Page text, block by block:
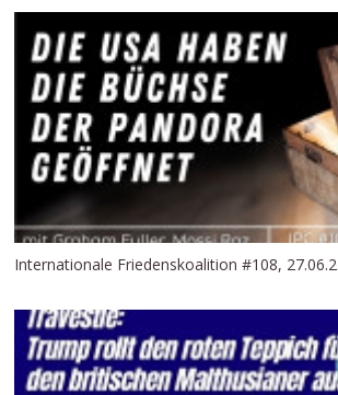
Internationale Friedenskoalition #108,